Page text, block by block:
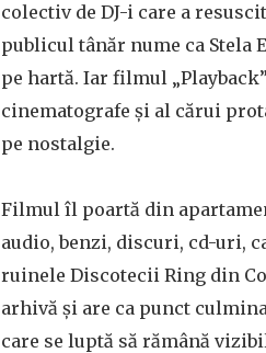
colectiv de DJ-i care a
publicul tânăr nume ca Stela
pe hartă. Iar filmul
cinematografe și al cărui
pe nostalgie.
Filmul îl poartă din
audio, benzi, discuri, cd-uri,
ruinele Discotecii Ring din
arhivă și are ca punct
care se luptă să rămână